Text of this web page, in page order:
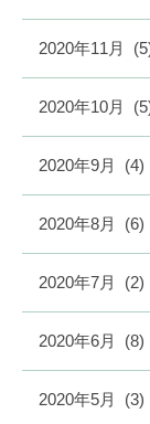
2020年11月
2020年10月
2020年9月 (4)
2020年8月 (6)
2020年7月 (2)
2020年6月 (8)
2020年5月 (3)